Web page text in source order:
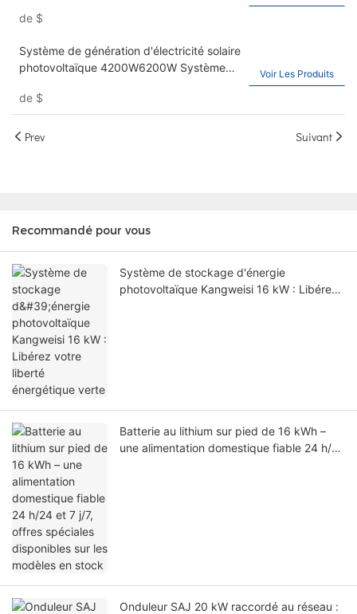
hybride hors réseau
de $
Système de génération d'électricité solaire
photovoltaïque 4200W6200W Système
Sunboltaïque
de $
Voir Les Produits
Prev Suivant
Recommandé pour vous
Système de stockage d'énergie
photovoltaïque Kangweisi 16 kW : Libérez
Batterie au lithium sur pied de 16 kWh –
une alimentation domestique fiable 24 h/24
Onduleur SAJ 20 kW raccordé au réseau :